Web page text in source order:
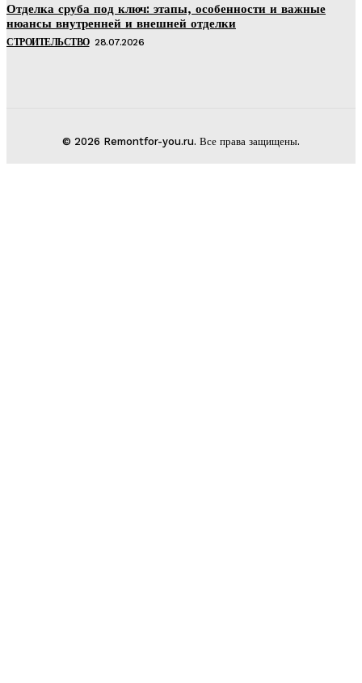
Отделка сруба под ключ: этапы, особенности и важные
нюансы внутренней и внешней отделки
СТРОИТЕЛЬСТВО 28.07.2026
© 2026 Remontfor-you.ru. Все права защищены.